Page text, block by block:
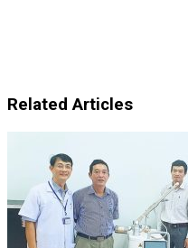
Related Articles